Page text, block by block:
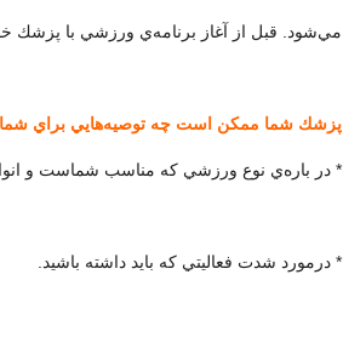
مي‌شود. قبل از آغاز برنامه‌ي ورزشي با پزشك
پزشك شما ممكن است چه توصيه‌هايي براي شما
* در باره‌ي نوع ورزشي كه مناسب شماست و
* درمورد شدت فعاليتي كه بايد داشته باشيد.